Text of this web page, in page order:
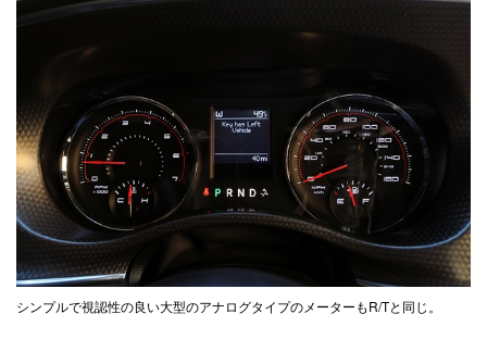
シンプルで視認性の良い大型のアナログタイプのメーターもR/Tと同じ。